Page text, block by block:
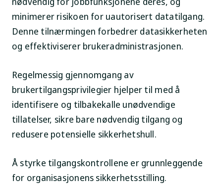
minimerer risikoen for uautorisert datatilgang.
Denne tilnærmingen forbedrer datasikkerheten
og effektiviserer brukeradministrasjonen.
Regelmessig gjennomgang av
brukertilgangsprivilegier hjelper til med å
identifisere og tilbakekalle unødvendige
tillatelser, sikre bare nødvendig tilgang og
redusere potensielle sikkerhetshull.
Å styrke tilgangskontrollene er grunnleggende
for organisasjonens sikkerhetsstilling.